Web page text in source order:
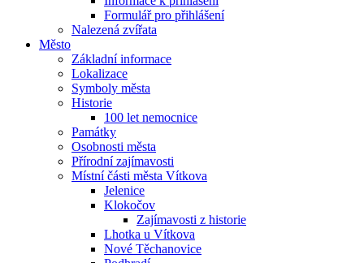
Formulář pro přihlášení
Nalezená zvířata
Město
Základní informace
Lokalizace
Symboly města
Historie
100 let nemocnice
Památky
Osobnosti města
Přírodní zajímavosti
Místní části města Vítkova
Jelenice
Klokočov
Zajímavosti z historie
Lhotka u Vítkova
Nové Těchanovice